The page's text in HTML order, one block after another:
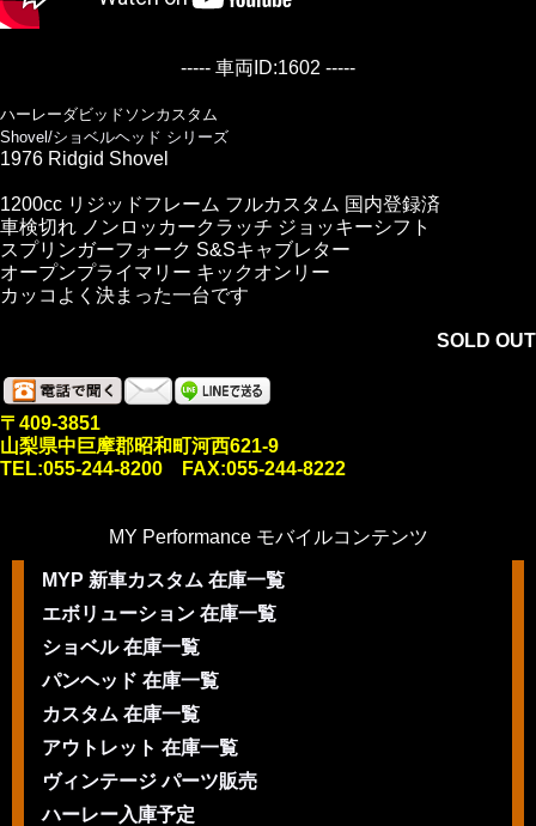
----- 車両ID:1602 -----
ハーレーダビッドソンカスタム
Shovel/ショベルヘッド シリーズ
1976 Ridgid Shovel
1200cc リジッドフレーム フルカスタム 国内登録済
車検切れ ノンロッカークラッチ ジョッキーシフト
スプリンガーフォーク S&Sキャブレター
オープンプライマリー キックオンリー
カッコよく決まった一台です
SOLD OUT
〒409-3851
山梨県中巨摩郡昭和町河西621-9
TEL:055-244-8200 FAX:055-244-8222
MY Performance モバイルコンテンツ
MYP 新車カスタム 在庫一覧
エボリューション 在庫一覧
ショベル 在庫一覧
パンヘッド 在庫一覧
カスタム 在庫一覧
アウトレット 在庫一覧
ヴィンテージ パーツ販売
ハーレー入庫予定